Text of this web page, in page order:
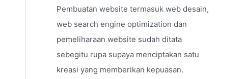
Pembuatan website termasuk web desain,
web search engine optimization dan
pemeliharaan website sudah ditata
sebegitu rupa supaya menciptakan satu
kreasi yang memberikan kepuasan.